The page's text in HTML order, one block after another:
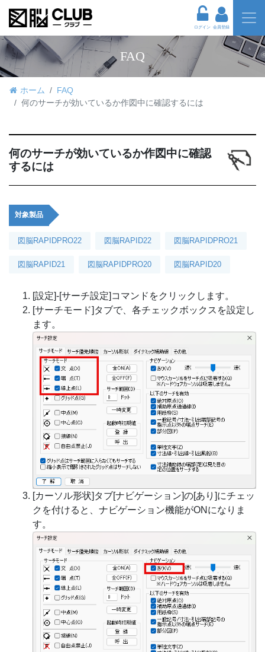
ログイン 会員登録
FAQ
ホーム
FAQ
何のサーチが効いているか作図中に確認するには
何のサーチが効いているか作図中に確認
するには
対象製品
図脳RAPIDPRO22 図脳RAPID22 図脳RAPIDPRO21
図脳RAPID21 図脳RAPIDPRO20 図脳RAPID20
[設定]-[サーチ設定]コマンドをクリックします。
[サーチモード]タブで、各チェックボックスを設定し
ます。
[カーソル形状]タブ[ナビゲーション]の[あり]にチェッ
クを付けると、ナビゲーション機能がONになりま
す。